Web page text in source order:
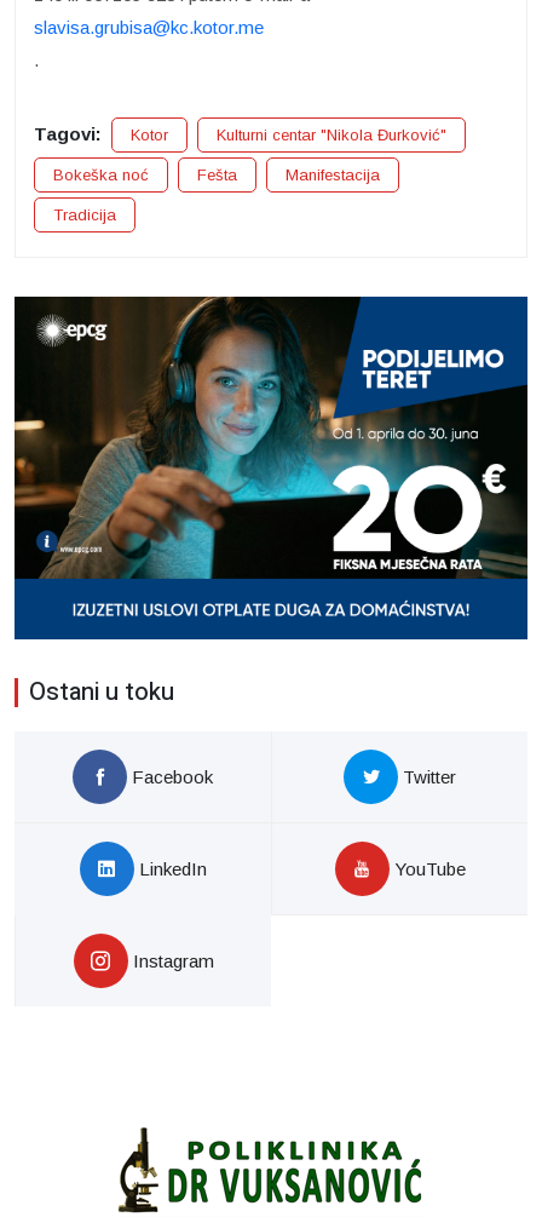
slavisa.grubisa@kc.kotor.me
.
Tagovi: Kotor Kulturni centar "Nikola Đurković"
Bokeška noć Fešta Manifestacija
Tradicija
Ostani u toku
Facebook Twitter
LinkedIn YouTube
Instagram